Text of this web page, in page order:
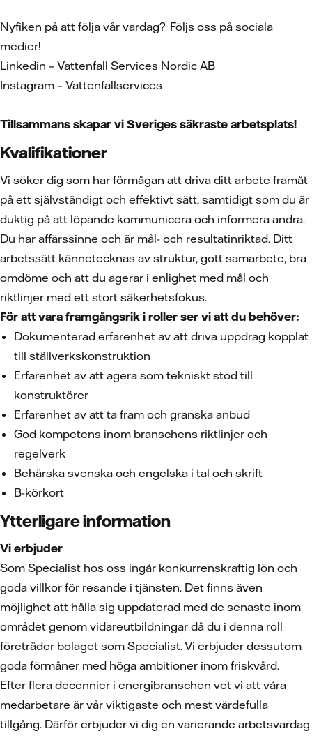
Nyfiken på att följa vår vardag? Följs oss på sociala
medier!
Linkedin – Vattenfall Services Nordic AB
Instagram – Vattenfallservices
Tillsammans skapar vi Sveriges säkraste arbetsplats!
Kvalifikationer
Vi söker dig som har förmågan att driva ditt arbete framåt
på ett självständigt och effektivt sätt, samtidigt som du är
duktig på att löpande kommunicera och informera andra.
Du har affärssinne och är mål- och resultatinriktad. Ditt
arbetssätt kännetecknas av struktur, gott samarbete, bra
omdöme och att du agerar i enlighet med mål och
riktlinjer med ett stort säkerhetsfokus.
För att vara framgångsrik i roller ser vi att du behöver:
Dokumenterad erfarenhet av att driva uppdrag kopplat
till ställverkskonstruktion
Erfarenhet av att agera som tekniskt stöd till
konstruktörer
Erfarenhet av att ta fram och granska anbud
God kompetens inom branschens riktlinjer och
regelverk
Behärska svenska och engelska i tal och skrift
B-körkort
Ytterligare information
Vi erbjuder
Som Specialist hos oss ingår konkurrenskraftig lön och
goda villkor för resande i tjänsten. Det finns även
möjlighet att hålla sig uppdaterad med de senaste inom
området genom vidareutbildningar då du i denna roll
företräder bolaget som Specialist. Vi erbjuder dessutom
goda förmåner med höga ambitioner inom friskvård.
Efter flera decennier i energibranschen vet vi att våra
medarbetare är vår viktigaste och mest värdefulla
tillgång. Därför erbjuder vi dig en varierande arbetsvardag